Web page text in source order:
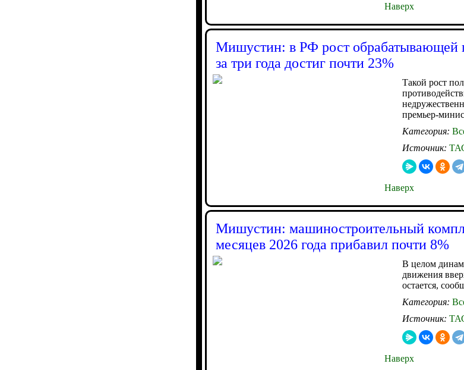
Наверх
Мишустин: в РФ рост обрабатывающей
за три года достиг почти 23%
Такой рост
премьер-
Категория:
Источник:
Наверх
Мишустин: машиностроительный
месяцев 2026 года прибавил почти 8%
В целом
движения
остается,
Категория:
Источник:
Наверх